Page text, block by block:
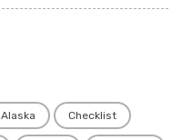
Alaska Checklist